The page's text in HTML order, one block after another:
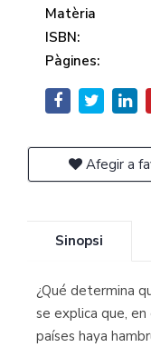
Matèria
ISBN:
Pàgines:
Afegir a
Sinopsi
¿Qué determina
se explica que, en
países haya